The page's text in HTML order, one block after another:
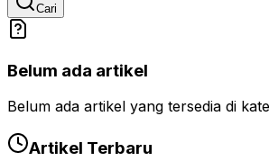
Cari
Belum ada artikel
Belum ada artikel yang tersedia di
Artikel Terbaru